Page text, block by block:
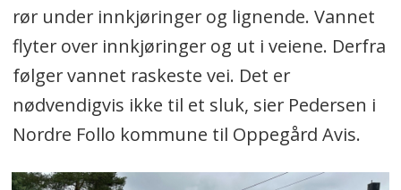
rør under innkjøringer og lignende. Vannet
flyter over innkjøringer og ut i veiene. Derfra
følger vannet raskeste vei. Det er
nødvendigvis ikke til et sluk, sier Pedersen i
Nordre Follo kommune til Oppegård Avis.